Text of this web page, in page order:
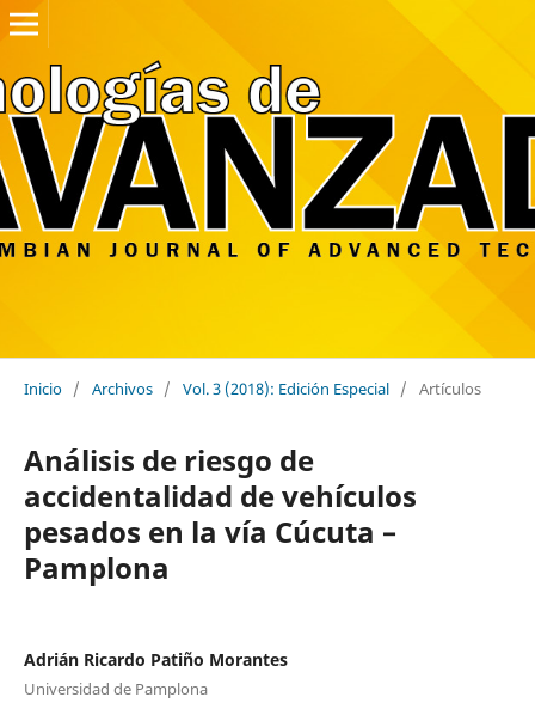
Inicio / Archivos / Vol. 3 (2018): Edición Especial / Artículos
Análisis de riesgo de
accidentalidad de vehículos
pesados en la vía Cúcuta –
Pamplona
Adrián Ricardo Patiño Morantes
Universidad de Pamplona